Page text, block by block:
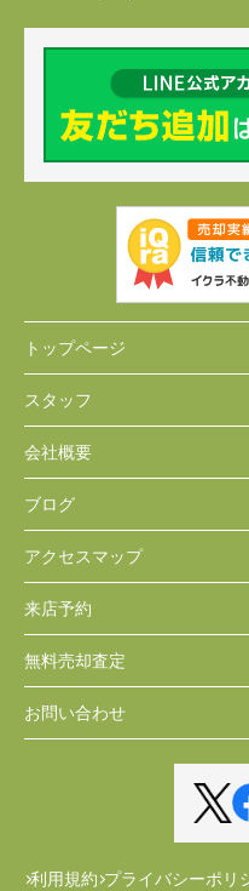
トップページ
スタッフ
会社概要
ブログ
アクセスマップ
来店予約
無料売却査定
お問い合わせ
利用規約 プライバシーポリ